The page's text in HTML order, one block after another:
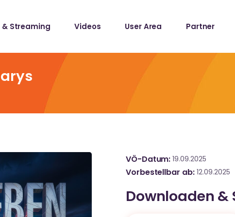
& Streaming Videos User Area Partner
VÖ-Datum 19.09.2025
Vorbestellbar ab 12.09.2025
Downloaden &